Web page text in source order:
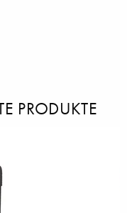
PRODUKTE